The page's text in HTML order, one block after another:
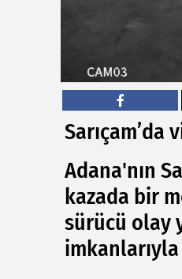
Sarıçam’da
Adana'nın
kazada bir
sürücü olay